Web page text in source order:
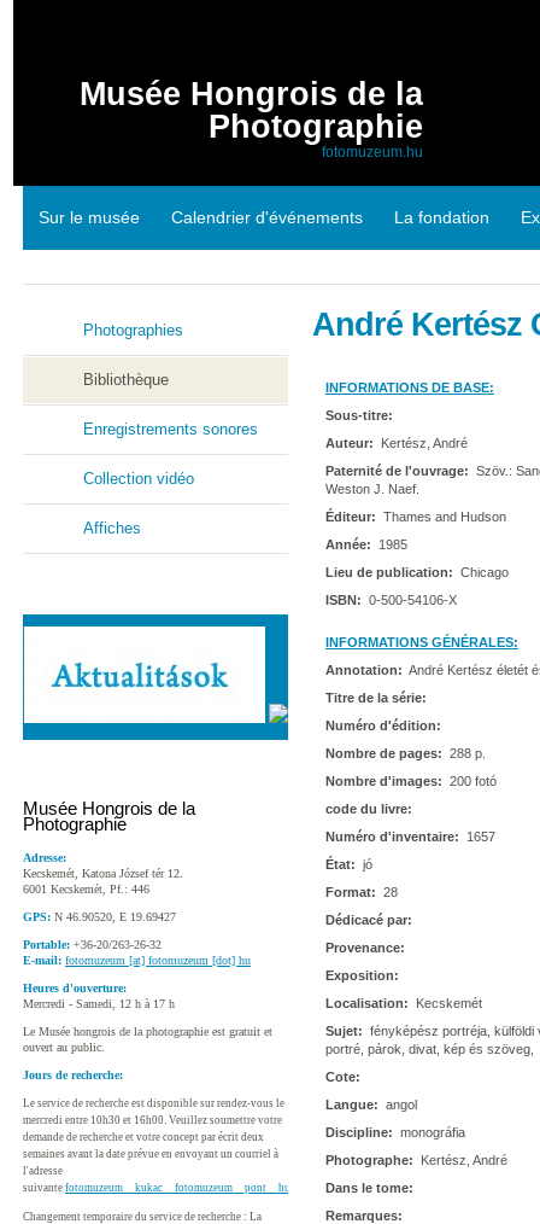
Musée Hongrois de la
Photographie
fotomuzeum.hu
Sur le musée Calendrier d'événements La fondation
Photographies
Bibliothèque
Enregistrements sonores
Collection vidéo
Affiches
Musée Hongrois de la
Photographie
Adresse:
Kecskemét, Katona József tér 12.
6001 Kecskemét, Pf.: 446
GPS: N 46.90520, E 19.69427
Portable: +36-20/263-26-32
E-mail: fotomuzeum [at] fotomuzeum [dot] hu
Heures d'ouverture:
Mercredi - Samedi, 12 h à 17 h
Le Musée hongrois de la photographie est gratuit et
ouvert au public.
Jours de recherche:
Le service de recherche est disponible sur rendez-vous le
mercredi entre 10h30 et 16h00. Veuillez soumettre votre
demande de recherche et votre concept par écrit deux
semaines avant la date prévue en envoyant un courriel à
l'adresse
suivante fotomuzeum__kukac__fotomuzeum__pont__hu
Changement temporaire du service de recherche : La
André Kertész
INFORMATIONS DE BASE:
Sous-titre:
Auteur:
Kertész, André
Paternité de l'ouvrage: Szöv.:
Weston J. Naef.
Éditeur: Thames and Hudson
Année:
1985
Lieu de publication: Chicago
ISBN: 0-500-54106-X
INFORMATIONS GÉNÉRALES:
Annotation: André Kertész életét
Titre de la série:
Numéro d'édition:
Nombre de pages: 288 p.
Nombre d'images: 200 fotó
code du livre:
Numéro d'inventaire:
1657
État: jó
Format: 28
Dédicacé par:
Provenance:
Exposition:
Localisation:
Kecskemét
Sujet: fényképész portréja,
portré, párok, divat, kép és szöveg,
Cote:
Langue: angol
Discipline: monográfia
Photographe:
Kertész, André
Dans le tome:
Remarques: